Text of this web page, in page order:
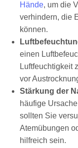
Hände, um die
verhindern, die
können.
einen
Luftfeuchtigkeit
vor
Stärkung der
häufige
sollten Sie
Atemübungen
hilfreich sein.